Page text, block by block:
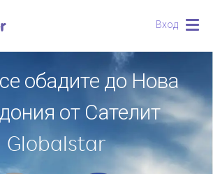
Вход
обадите до Нова
от Сателит
Globalstar